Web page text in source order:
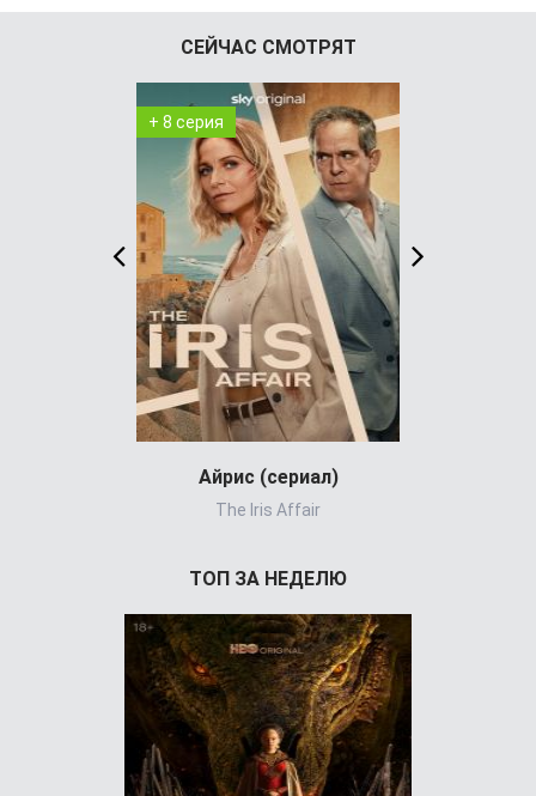
СЕЙЧАС СМОТРЯТ
+ 8 серия
Айрис (сериал)
The Iris Affair
ТОП ЗА НЕДЕЛЮ